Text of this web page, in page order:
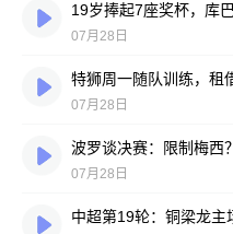
19岁捧起7座奖杯，库
07月28日
07月28日
07月28日